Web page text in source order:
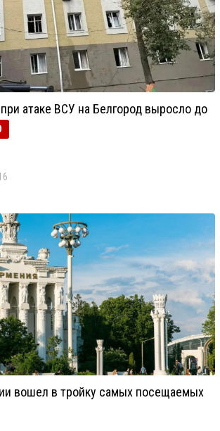
атаке ВСУ на Белгород выросло до
вошел в тройку самых посещаемых